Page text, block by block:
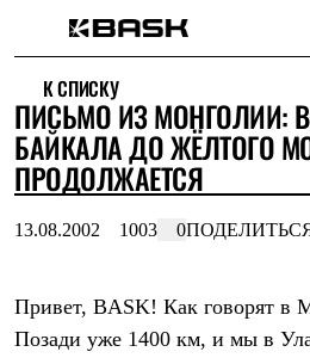
Интернет-магазин
Мужская одежда
Утепленная пухом
Куртки
Брюки
Комбинезоны
Штормовая одежда
Куртки
К СПИСКУ
ПИСЬМО ИЗ МОНГОЛИИ:
БАЙКАЛА ДО ЖЁЛТОГО
ПРОДОЛЖАЕТСЯ
13.08.2002 1003 0
Привет, BASK! Как говорят в
Позади уже 1400 км, и мы в